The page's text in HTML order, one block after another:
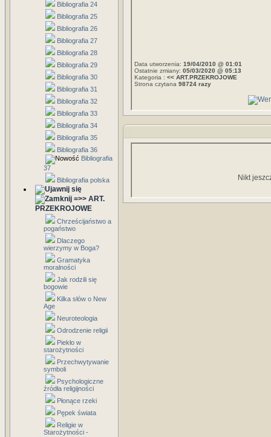
Bibliografia 24
Bibliografia 25
Bibliografia 26
Bibliografia 27
Bibliografia 28
Bibliografia 29
Bibliografia 30
Bibliografia 31
Bibliografia 32
Bibliografia 33
Bibliografia 34
Bibliografia 35
Bibliografia 36
Bibliografia
37
Bibliografia polska
=>> ART.
PRZEKROJOWE
Chrześcijaństwo a
pogaństwo
Dlaczego
wierzymy w Boga?
Gramatyka
moralności
Jak rodzili się
bogowie
Kilka słów o New
Age
Neuroteologia
Odrodzenie religii
Piekło w
starożytności
Przechwytywanie
symboli
Psychologiczne
źródła religijności
Płonące rzeki
Pępek świata
Religie w
Starożytności -
Data utworzenia: 19/04/2010 @ 01:01
Ostatnie zmiany: 05/03/2020 @ 05:13
Kategoria : << ART.PRZEKROJOWE
Strona czytana 98724 razy
Nikt